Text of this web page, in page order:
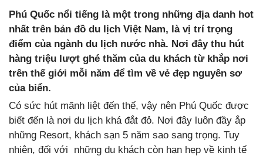
Phú Quốc nổi tiếng là một trong những địa danh hot
nhất trên bản đồ du lịch Việt Nam, là vị trí trọng
điểm của ngành du lịch nước nhà. Nơi đây thu hút
hàng triệu lượt ghé thăm của du khách từ khắp nơi
trên thế giới mỗi năm để tìm về vẻ đẹp nguyên sơ
của biển.
Có sức hút mãnh liệt đến thế, vậy nên Phú Quốc được
biết đến là nơi du lịch khá đắt đỏ. Nơi đây luôn đầy ắp
những Resort, khách sạn 5 năm sao sang trọng. Tuy
nhiên, đối với những du khách còn hạn hẹp về kinh tế